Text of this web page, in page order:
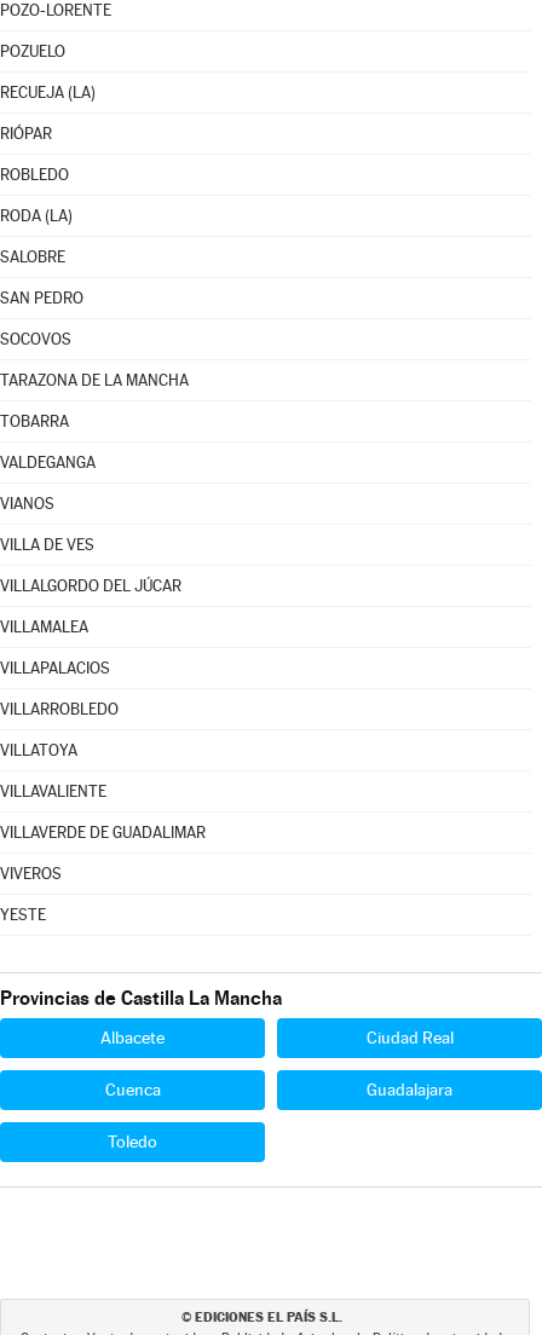
POZO-LORENTE
POZUELO
RECUEJA (LA)
RIÓPAR
ROBLEDO
RODA (LA)
SALOBRE
SAN PEDRO
SOCOVOS
TARAZONA DE LA MANCHA
TOBARRA
VALDEGANGA
VIANOS
VILLA DE VES
VILLALGORDO DEL JÚCAR
VILLAMALEA
VILLAPALACIOS
VILLARROBLEDO
VILLATOYA
VILLAVALIENTE
VILLAVERDE DE GUADALIMAR
VIVEROS
YESTE
Provincias de Castilla La Mancha
Albacete Ciudad Real
Cuenca Guadalajara
Toledo
© EDICIONES EL PAÍS S.L.